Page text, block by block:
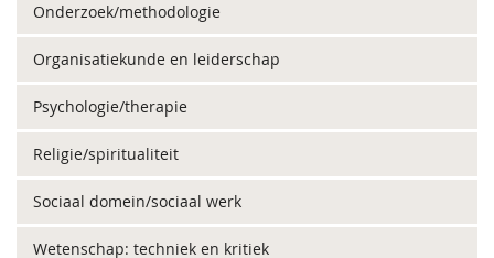
Onderzoek/methodologie
Organisatiekunde en leiderschap
Psychologie/therapie
Religie/spiritualiteit
Sociaal domein/sociaal werk
Wetenschap: techniek en kritiek